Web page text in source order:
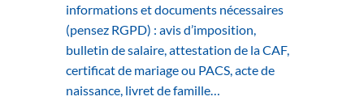
informations et documents nécessaires
(pensez RGPD) : avis d’imposition,
bulletin de salaire, attestation de la CAF,
certificat de mariage ou PACS, acte de
naissance, livret de famille…